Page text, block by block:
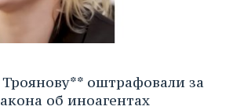
оштрафовали за
об иноагентах